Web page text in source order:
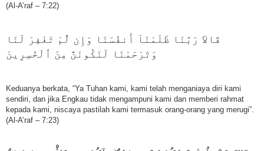
(Al-A’raf – 7:22)
ﻗَﺎﻻَ ﺭَﺑَّﻨَﺎ ﻇَﻠَﻤْﻨَﺎٓ ﺃَﻧﻔُﺴَﻨَﺎ ﻭَﺇِﻥ ﻟَّﻢْ ﺗَﻐْﻔِﺮْ ﻟَﻨَﺎ
ﻭَﺗَﺮْﺣَﻤْﻨَﺎ ﻟَﻨَﻜُﻮﻧَﻦَّ ﻣِﻦَ ٱﻟْﺨَٰﺴِﺮِﻳﻦَ
Keduanya berkata, “Ya Tuhan kami, kami telah menganiaya diri kami
sendiri, dan jika Engkau tidak mengampuni kami dan memberi rahmat
kepada kami, niscaya pastilah kami termasuk orang-orang yang merugi”.
(Al-A’raf – 7:23)